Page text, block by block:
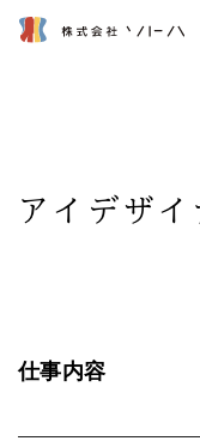
アイデザイ
仕事内容